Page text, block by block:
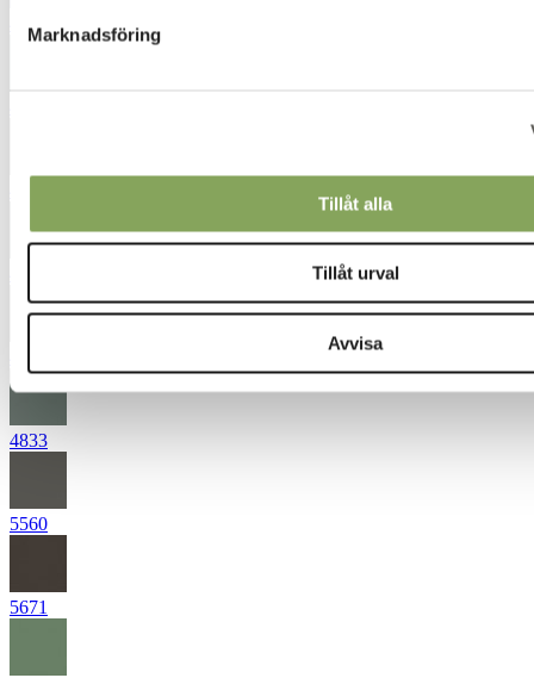
Marknadsföring
Tillåt alla
Tillåt urval
Avvisa
4443
4833
5560
5671